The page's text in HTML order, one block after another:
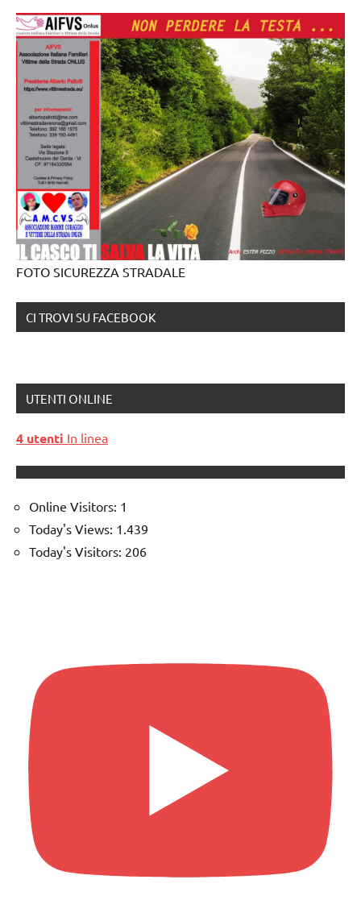
FOTO SICUREZZA STRADALE
CI TROVI SU FACEBOOK
UTENTI ONLINE
4 utenti In linea
Online Visitors: 1
Today's Views: 1.439
Today's Visitors: 206